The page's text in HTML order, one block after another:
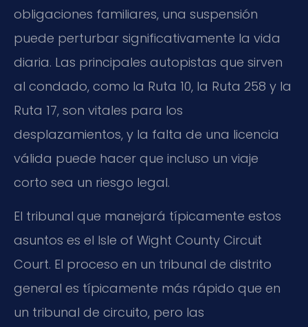
obligaciones familiares, una suspensión
puede perturbar significativamente la vida
diaria. Las principales autopistas que sirven
al condado, como la Ruta 10, la Ruta 258 y la
Ruta 17, son vitales para los
desplazamientos, y la falta de una licencia
válida puede hacer que incluso un viaje
corto sea un riesgo legal.
El tribunal que manejará típicamente estos
asuntos es el Isle of Wight County Circuit
Court. El proceso en un tribunal de distrito
general es típicamente más rápido que en
un tribunal de circuito, pero las